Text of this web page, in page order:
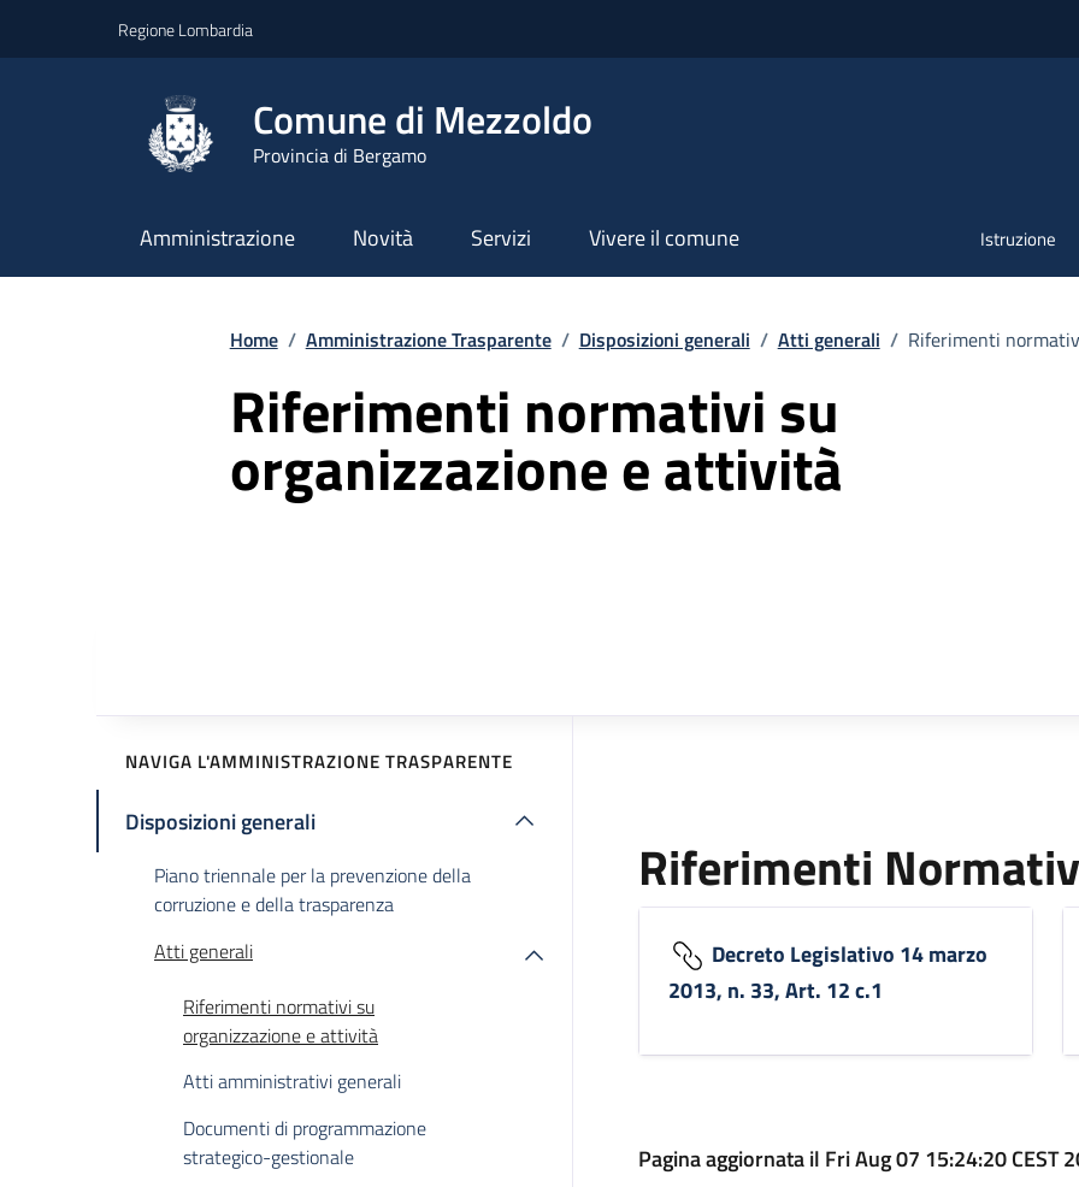
Regione Lombardia
Comune di Mezzoldo
Provincia di Bergamo
Amministrazione Novità Servizi Vivere il comune Istruzione
Home / Amministrazione Trasparente / Disposizioni generali / Atti generali / Riferimenti
Riferimenti normativi su
organizzazione e attività
NAVIGA L'AMMINISTRAZIONE TRASPARENTE
Disposizioni generali
Piano triennale per la prevenzione della
corruzione e della trasparenza
Atti generali
Riferimenti normativi su
organizzazione e attività
Atti amministrativi generali
Documenti di programmazione
strategico-gestionale
Riferimenti
Decreto Legislativo 14 marzo
2013, n. 33, Art. 12 c.1
Pagina aggiornata il Fri Aug 07 15:24:20 CEST